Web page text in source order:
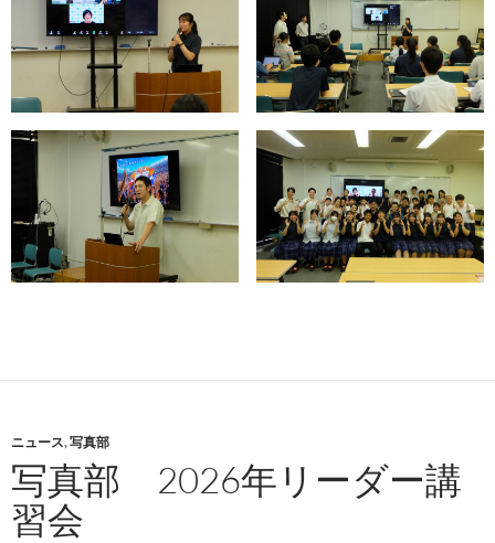
ニュース,写真部
写真部 2026年リーダー講
習会